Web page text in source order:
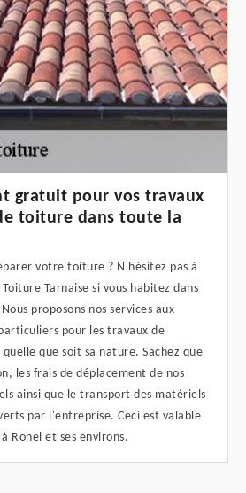
gratuit pour vos travaux
toiture dans toute la
votre toiture ? N'hésitez pas à
Tarnaise si vous habitez dans
proposons nos services aux
pour les travaux de
que soit sa nature. Sachez que
les frais de déplacement de nos
ainsi que le transport des matériels
par l'entreprise. Ceci est valable
Ronel et ses environs.